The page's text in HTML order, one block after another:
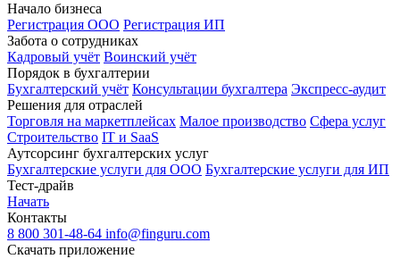
Начало бизнеса
Регистрация ООО Регистрация ИП
Забота о сотрудниках
Кадровый учёт Воинский учёт
Порядок в бухгалтерии
Бухгалтерский учёт Консультации бухгалтера Экспресс-аудит
Решения для отраслей
Торговля на маркетплейсах Малое производство Сфера услуг
Строительство IT и SaaS
Аутсорсинг бухгалтерских услуг
Бухгалтерские услуги для ООО Бухгалтерские услуги для ИП
Тест-драйв
Начать
Контакты
8 800 301-48-64 info@finguru.com
Скачать приложение